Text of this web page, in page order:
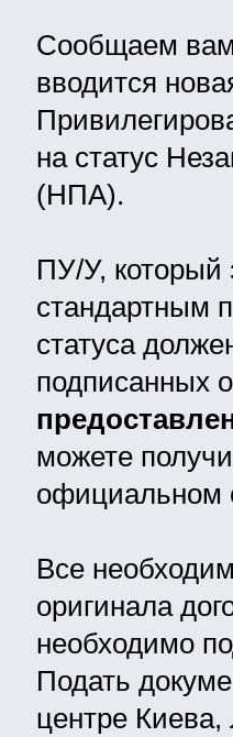
Сообщаем
вводится
на статус
(НПА).
ПУ/У, который
стандартным
статуса
подписанных
можете
официальном
Все
оригинала
необходимо
Подать
центре